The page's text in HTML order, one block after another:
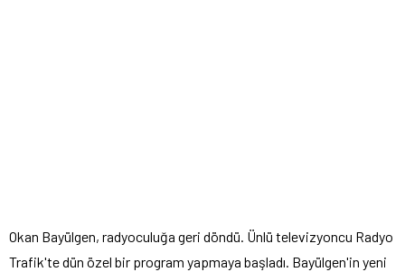
Okan Bayülgen, radyoculuğa geri döndü. Ünlü televizyoncu Radyo
Trafik'te dün özel bir program yapmaya başladı. Bayülgen'in yeni